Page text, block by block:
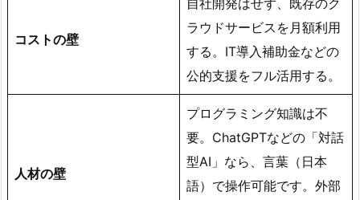
コストの壁
ラウドサービスを月額利用
する。IT導入補助金などの
公的支援をフル活用する。
人材の壁
プログラミング知識は不
要。ChatGPTなどの「対話
型AI」なら、言葉（日本
語）で操作可能です。外部